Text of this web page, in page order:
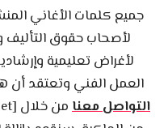
جميع كلمات الأغاني
لأصحاب حقوق التأليف
لأغراض تعليمية
العمل الفني وتعتقد أن
التواصل معنا